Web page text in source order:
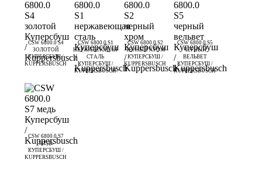
CSW 6800.0 S4
ЗОЛОТОЙ
КУПЕРСБУШ /
KUPPERSBUSCH
CSW 6800.0 S1
НЕРЖАВЕЮЩАЯ
СТАЛЬ
КУПЕРСБУШ /
KUPPERSBUSCH
CSW 6800.0 S2
ЧЕРНЫЙ ХРОМ
КУПЕРСБУШ /
KUPPERSBUSCH
CSW 6800.0 S5
ЧЕРНЫЙ
ВЕЛЬВЕТ
КУПЕРСБУШ /
KUPPERSBUSCH
CSW 6800.0 S7
МЕДЬ
КУПЕРСБУШ /
KUPPERSBUSCH